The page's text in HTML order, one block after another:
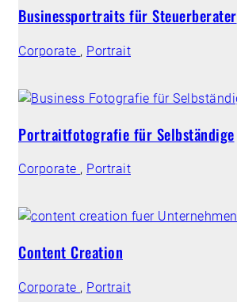
Businessportraits für Steuerberater
Corporate , Portrait
Portraitfotografie für Selbständige
Corporate , Portrait
Content Creation
Corporate , Portrait